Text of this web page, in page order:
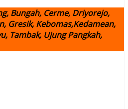
Bungah, Cerme, Driyorejo,
Gresik, Kebomas,Kedamean,
Tambak, Ujung Pangkah,